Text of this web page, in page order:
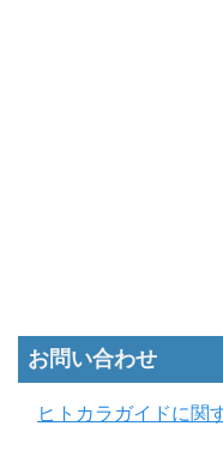
お問い合わせ
ヒトカラガイドに関